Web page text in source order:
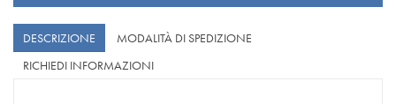
DESCRIZIONE
MODALITÀ DI SPEDIZIONE
RICHIEDI INFORMAZIONI